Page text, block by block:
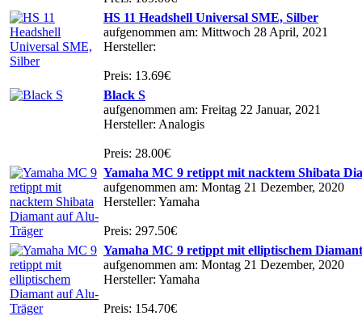
HS 11 Headshell Universal SME, Silber
aufgenommen am: Mittwoch 28 April, 2021
Hersteller:
Preis: 13.69€
Black S
aufgenommen am: Freitag 22 Januar, 2021
Hersteller: Analogis
Preis: 28.00€
Yamaha MC 9 retippt mit nacktem Shibata
aufgenommen am: Montag 21 Dezember, 2020
Hersteller: Yamaha
Preis: 297.50€
Yamaha MC 9 retippt mit elliptischem
aufgenommen am: Montag 21 Dezember, 2020
Hersteller: Yamaha
Preis: 154.70€